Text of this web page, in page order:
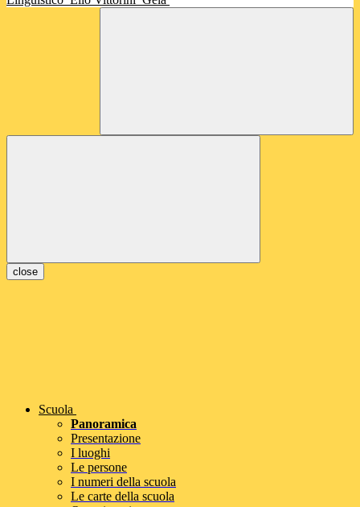
close
Scuola
Panoramica
Presentazione
I luoghi
Le persone
I numeri della scuola
Le carte della scuola